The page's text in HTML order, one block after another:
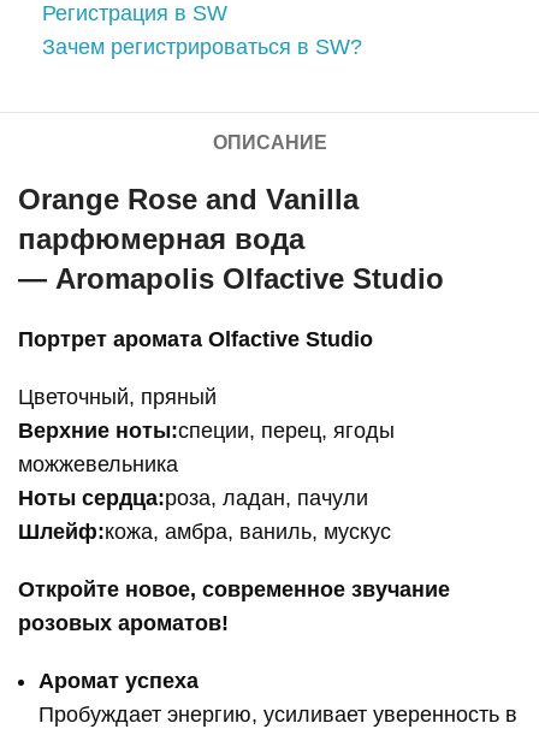
Регистрация в SW
Зачем регистрироваться в SW?
ОПИСАНИЕ
Orange Rose and Vanilla
парфюмерная вода
— Aromapolis Olfactive Studio
Портрет аромата Olfactive Studio
Цветочный, пряный
Верхние ноты:специи, перец, ягоды
можжевельника
Ноты сердца:роза, ладан, пачули
Шлейф:кожа, амбра, ваниль, мускус
Откройте новое, современное звучание
розовых ароматов!
Аромат успеха
Пробуждает энергию, усиливает уверенность в